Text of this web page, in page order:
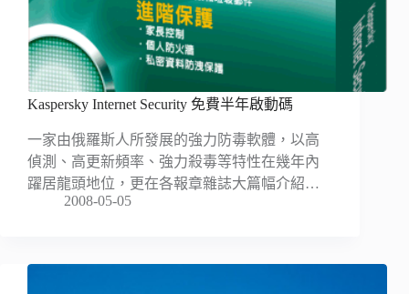
Kaspersky Internet Security 免費半年啟動碼
一家由俄羅斯人所發展的強力防毒軟體，以高
偵測、高更新頻率、強力殺毒等特性在幾年內
躍居龍頭地位，更在各報章雜誌大篇幅介紹…
2008-05-05